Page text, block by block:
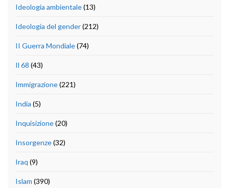
Ideologia ambientale(13)
Ideologia del gender(212)
II Guerra Mondiale(74)
Il 68 (43)
Immigrazione(221)
India (5)
Inquisizione(20)
Insorgenze(32)
Iraq (9)
Islam (390)